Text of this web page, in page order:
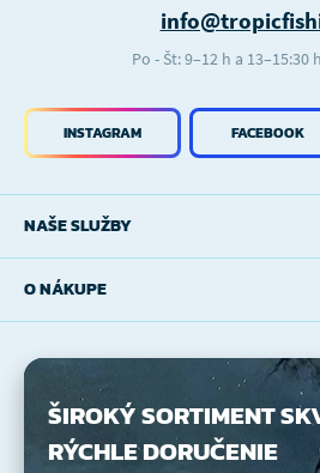
NAŠE SLUŽBY
O NÁKUPE
INSTAGRAM FACEBOOK
Po - Št: 9–12 h a 13–15:30
ŠIROKÝ SORTIMENT
RÝCHLE DORUČENIE